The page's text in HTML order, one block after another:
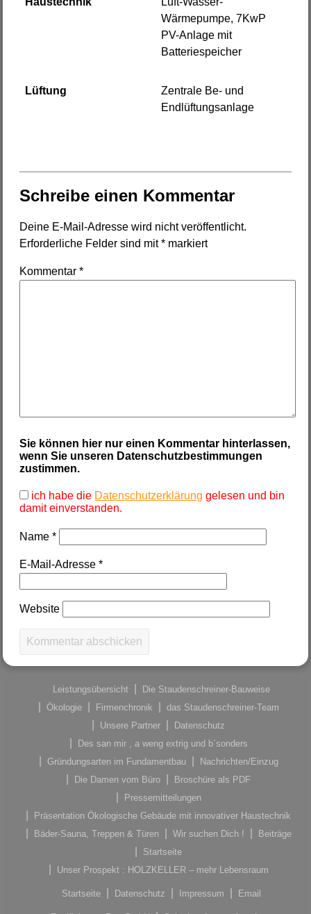
Wärmepumpe, 7KwP
PV-Anlage mit
Batteriespeicher
Lüftung
Zentrale Be- und
Endlüftungsanlage
Schreibe einen Kommentar
Deine E-Mail-Adresse wird nicht veröffentlicht.
Erforderliche Felder sind mit* markiert
Kommentar*
Sie können hier nur einen Kommentar hinterlassen,
wenn Sie unseren Datenschutzbestimmungen
zustimmen.
ich habe die Datenschutzerklärung gelesen und bin
damit einverstanden.
Name*
E-Mail-Adresse*
Website
Leistungsübersicht
Die Staudenschreiner-Bauweise
Ökologie
Firmenchronik
das Staudenschreiner-Team
Unsere Partner
Datenschutz
Des san mir , a weng extrig und b´sonders
Gründungsarten im Fundamentbau
Nachrichten/Einzug
Die Damen vom Büro
Broschüre als PDF
Pressemitteilungen
Präsentation Ökologische Gebäude mit innovativer Haustechnik
Bäder-Sauna, Treppen & Türen
Wir suchen Dich !
Beiträge
Startseite
Unser Prospekt : HOLZKELLER – mehr Lebensraum
Startseite Datenschutz Impressum Email